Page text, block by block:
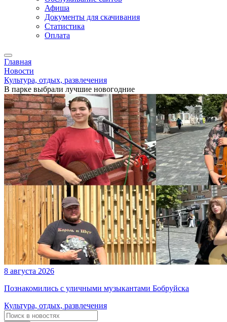
Афиша
Документы для скачивания
Статистика
Оплата
Главная
Новости
Культура, отдых, развлечения
В парке выбрали лучшие новогодние
8 августа 2026
Познакомились с уличными музыкантами Бобруйска
Культура, отдых, развлечения